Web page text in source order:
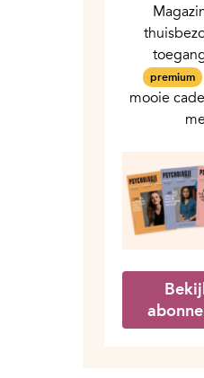
premium
mooie